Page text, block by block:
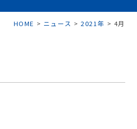
HOME > ニュース > 2021年 > 4月